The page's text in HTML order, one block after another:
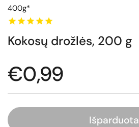
400g*
Kokosų drožlės, 200 g
Normali kaina
€0,99
Išparduota